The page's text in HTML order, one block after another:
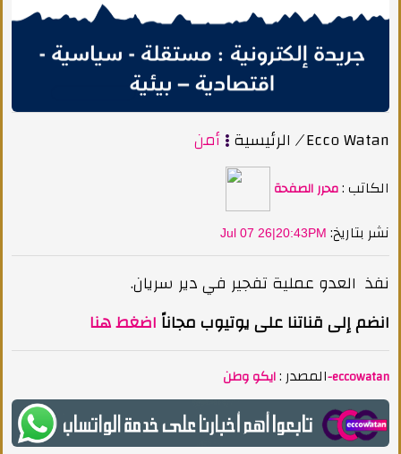
الرئيسية أمن /Ecco Watan
الكاتب :محرر الصفحة
Jul 07 26|20:43PM :نشر بتاريخ
نفذ العدو عملية تفجير في دير سريان.
انضم إلى قناتنا على يوتيوب مجاناً اضغط هنا
المصدر :ايكو وطن-eccowatan